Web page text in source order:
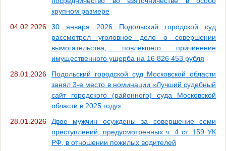
крупном размере
04.02.2026
30 января 2026 Подольский городской суд
рассмотрел уголовное дело о совершении
вымогательства, повлекшего причинение
имущественного ущерба на 16 826 453 рубля
28.01.2026
Подольский городской суд Московской области
занял 3-е место в номинации «Лучший судебный
сайт городского (районного) суда Московской
области в 2025 году».
28.01.2026
Двое мужчин осуждены за совершение семи
преступлений, предусмотренных ч. 4 ст. 159 УК
РФ, в отношении пожилых водителей